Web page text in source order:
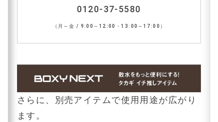
0120-37-5580
（月～金 / 9:00～12:00・13:00～17:00）
さらに、別売アイテムで使用用途が広がり
ます。